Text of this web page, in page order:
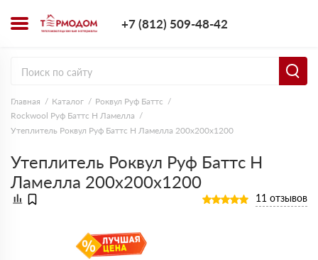
+7 (812) 509-48-42
Главная Каталог
Роквул Руф Баттс
Rockwool Руф Баттс Н Ламелла
Утеплитель Роквул Руф Баттс Н Ламелла 200х200х1200
Утеплитель Роквул Руф Баттс Н
Ламелла 200х200х1200
11 отзывов